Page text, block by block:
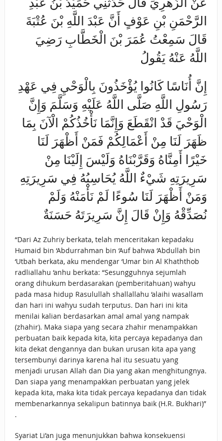
عَنْ الزُّهْرِيِّ قَالَ حَدَّثَنِي حُمَيْدُ بْنُ عَبْدِ
الرَّحْمَنِ بْنِ عَوْفٍ أَنَّ عَبْدَ اللَّهِ بْنَ عُتْبَةَ
قَالَ سَمِعْتُ عُمَرَ بْنَ الْخَطَّابِ رَضِيَ
اللَّهُ عَنْهُ يَقُولُ
إِنَّ أُنَاسًا كَانُوا يُؤْخَذُونَ بِالْوَحْيِ فِي عَهْدِ
رَسُولِ اللَّهِ صَلَّى اللَّهُ عَلَيْهِ وَسَلَّمَ وَإِنَّ
الْوَحْيَ قَدْ انْقَطَعَ وَإِنَّمَا نَأْخُذُكُمْ الْآنَ بِمَا
ظَهَرَ لَنَا مِنْ أَعْمَالِكُمْ فَمَنْ أَظْهَرَ لَنَا
خَيْرًا أَمِنَّاهُ وَقَرَّبْنَاهُ وَلَيْسَ إِلَيْنَا مِنْ
سَرِيرَتِهِ شَيْءٌ اللَّهُ يُحَاسِبُهُ فِي سَرِيرَتِهِ
وَمَنْ أَظْهَرَ لَنَا سُوءًا لَمْ نَأْمَنْهُ وَلَمْ
نُصَدِّقْهُ وَإِنْ قَالَ إِنَّ سَرِيرَتَهُ حَسَنَةٌ
“Dari Az Zuhriy berkata, telah menceritakan kepadaku
Humaid bin ‘Abdurrahman bin ‘Auf bahwa ‘Abdullah bin
‘Utbah berkata, aku mendengar ‘Umar bin Al Khaththob
radliallahu ‘anhu berkata: “Sesungguhnya sejumlah
orang dihukum berdasarakan (pemberitahuan) wahyu
pada masa hidup Rasulullah shallallahu ‘alaihi wasallam
dan hari ini wahyu sudah terputus. Dan hari ini kita
menilai kalian berdasarkan amal amal yang nampak
(zhahir). Maka siapa yang secara zhahir menampakkan
perbuatan baik kepada kita, kita percaya kepadanya dan
kita dekat dengannya dan bukan urusan kita apa yang
tersembunyi darinya karena hal itu sesuatu yang
menjadi urusan Allah dan Dia yang akan menghitungnya.
Dan siapa yang menampakkan perbuatan yang jelek
kepada kita, maka kita tidak percaya kepadanya dan tidak
membenarkannya sekalipun batinnya baik (H.R. Bukhari)”
.
Syariat Li’an juga menunjukkan bahwa konsekuensi